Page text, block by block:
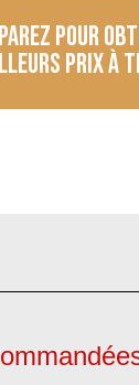
pour
prix à